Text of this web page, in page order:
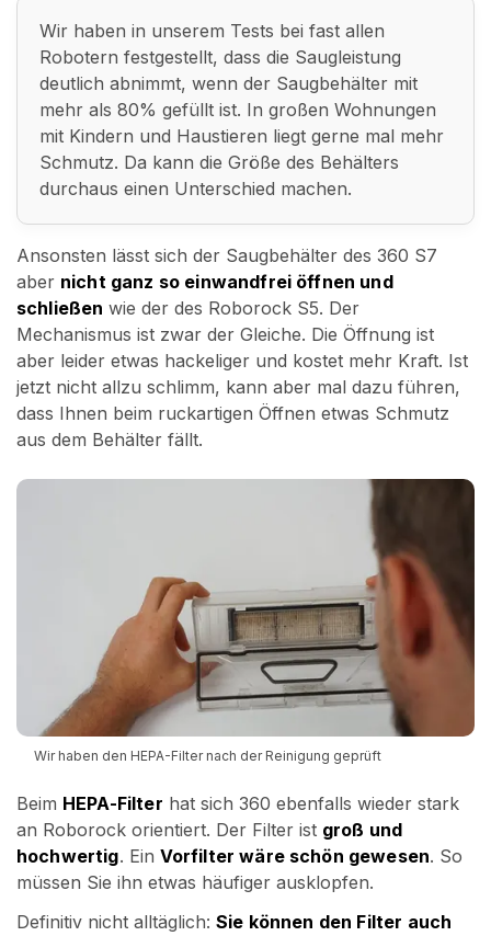
Wir haben in unserem Tests bei fast allen
Robotern festgestellt, dass die Saugleistung
deutlich abnimmt, wenn der Saugbehälter mit
mehr als 80% gefüllt ist. In großen Wohnungen
mit Kindern und Haustieren liegt gerne mal mehr
Schmutz. Da kann die Größe des Behälters
durchaus einen Unterschied machen.
Ansonsten lässt sich der Saugbehälter des 360 S7
aber nicht ganz so einwandfrei öffnen und
schließen wie der des Roborock S5. Der
Mechanismus ist zwar der Gleiche. Die Öffnung ist
aber leider etwas hackeliger und kostet mehr Kraft. Ist
jetzt nicht allzu schlimm, kann aber mal dazu führen,
dass Ihnen beim ruckartigen Öffnen etwas Schmutz
aus dem Behälter fällt.
Wir haben den HEPA-Filter nach der Reinigung geprüft
Beim HEPA-Filter hat sich 360 ebenfalls wieder stark
an Roborock orientiert. Der Filter ist groß und
hochwertig. Ein Vorfilter wäre schön gewesen. So
müssen Sie ihn etwas häufiger ausklopfen.
Definitiv nicht alltäglich: Sie können den Filter auch